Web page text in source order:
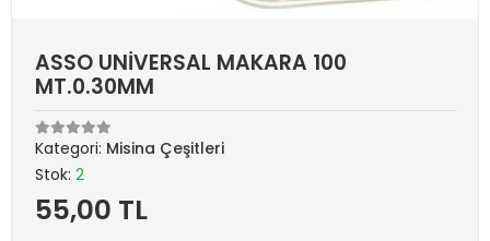
ASSO UNİVERSAL MAKARA 100
MT.0.30MM
Kategori: Misina Çeşitleri
Stok: 2
55,00 TL